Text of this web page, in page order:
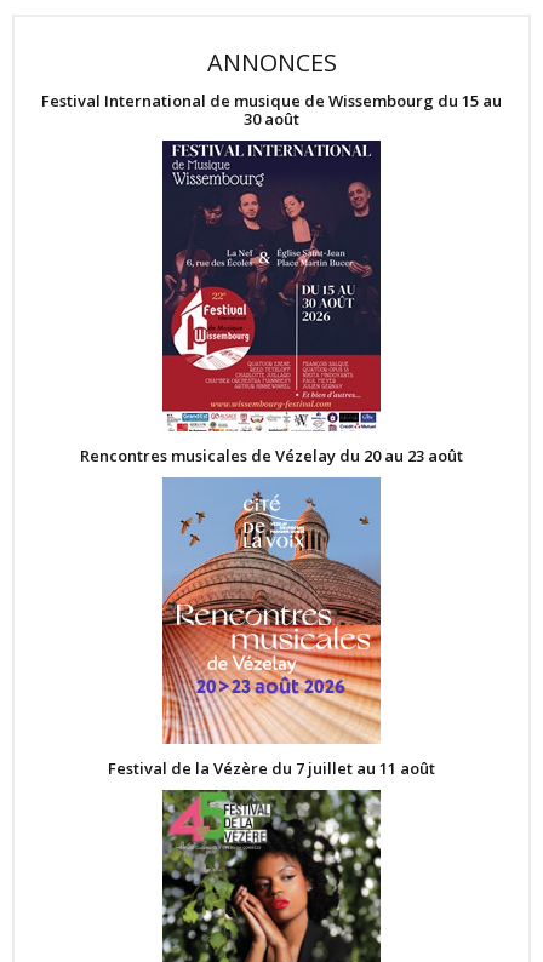
ANNONCES
Festival International de musique de Wissembourg du 15 au
30 août
Rencontres musicales de Vézelay du 20 au 23 août
Festival de la Vézère du 7 juillet au 11 août